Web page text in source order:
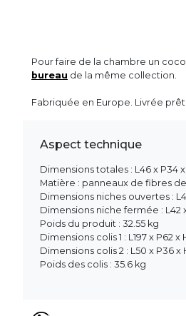
Pour faire de la chambre un
bureau de la même collection.
Fabriquée en Europe. Livrée
Aspect technique
Dimensions totales : L46 x P34 x
Matière : panneaux de fibres
Dimensions niches ouvertes :
Dimensions niche fermée : L42
Poids du produit : 32.55 kg
Dimensions colis 1 : L197 x P62 x
Dimensions colis 2 : L50 x P36 x
Poids des colis : 35.6 kg